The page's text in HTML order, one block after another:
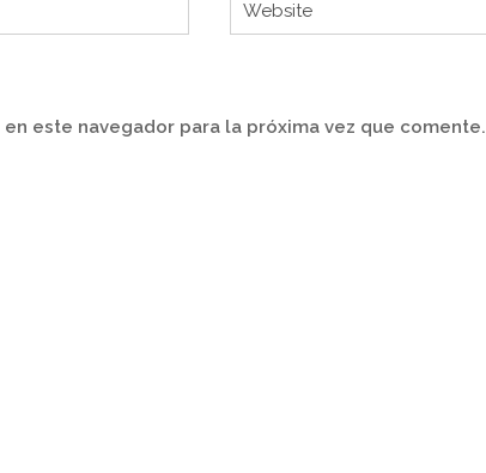
este navegador para la próxima vez que comente.